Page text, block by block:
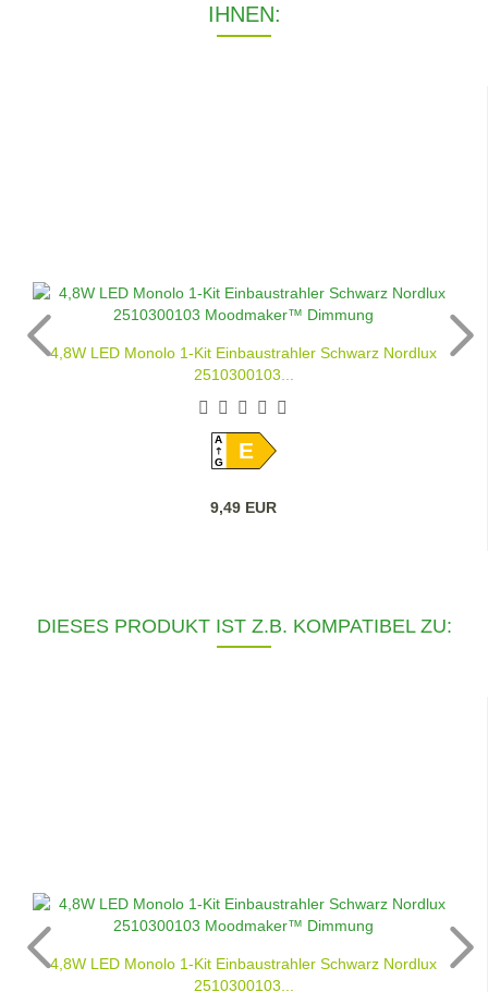
IHNEN:
4,8W LED Monolo 1-Kit Einbaustrahler Schwarz Nordlux
2510300103...
A
GE
9,49 EUR
DIESES PRODUKT IST Z.B. KOMPATIBEL ZU:
4,8W LED Monolo 1-Kit Einbaustrahler Schwarz Nordlux
2510300103...